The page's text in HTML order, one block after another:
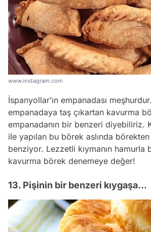
www.instagram.com
İspanyollar’ın empanadası meşhurdur.
empanadaya taş çıkartan kavurma
empanadanın bir benzeri diyebiliriz.
ile yapılan bu börek aslında
benziyor. Lezzetli kıymanın hamurla
kavurma börek denemeye değer!
13. Pişinin bir benzeri kıygaşa…